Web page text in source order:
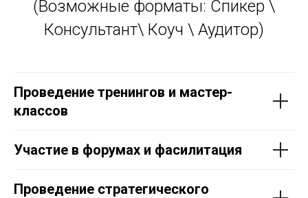
(Возможные форматы: Спикер \
Консультант\ Коуч \ Аудитор)
Проведение тренингов и мастер-
классов
Участие в форумах и фасилитация
Проведение стратегического